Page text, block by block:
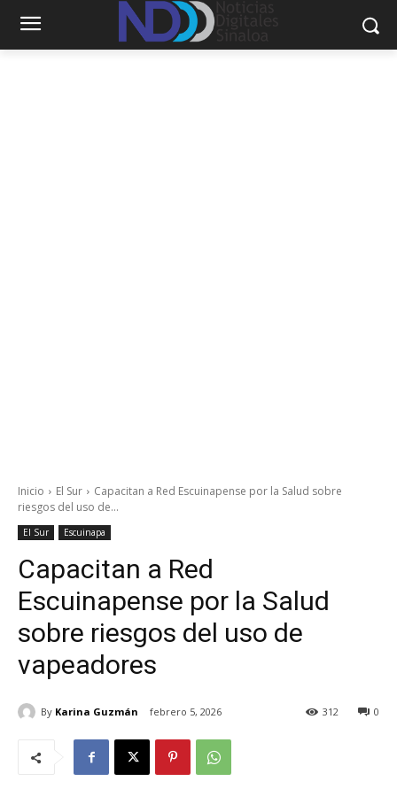
Inicio El Sur
Capacitan a Red Escuinapense por la Salud sobre
riesgos del uso de...
El Sur Escuinapa
Capacitan a Red
Escuinapense por la Salud
sobre riesgos del uso de
vapeadores
By Karina Guzmán febrero 5, 2026 0
312